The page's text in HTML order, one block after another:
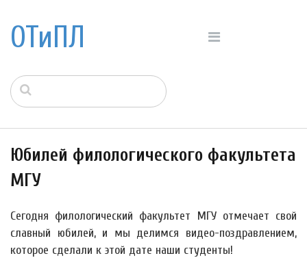
ОТиПЛ
Юбилей филологического факультета
МГУ
Сегодня филологический факультет МГУ отмечает свой
славный юбилей, и мы делимся видео-поздравлением,
которое сделали к этой дате наши студенты!